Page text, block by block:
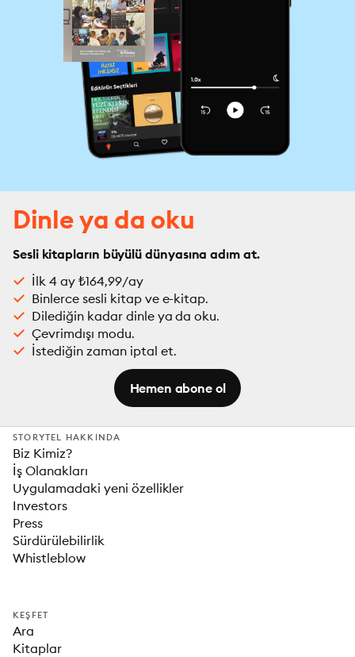
Dinle ya da oku
Sesli kitapların büyülü dünyasına adım at.
İlk 4 ay ₺164,99/ay
Binlerce sesli kitap ve e-kitap.
Dilediğin kadar dinle ya da oku.
Çevrimdışı modu.
İstediğin zaman iptal et.
Hemen abone ol
STORYTEL HAKKINDA
Biz Kimiz?
İş Olanakları
Uygulamadaki yeni özellikler
Investors
Press
Sürdürülebilirlik
Whistleblow
KEŞFET
Ara
Kitaplar